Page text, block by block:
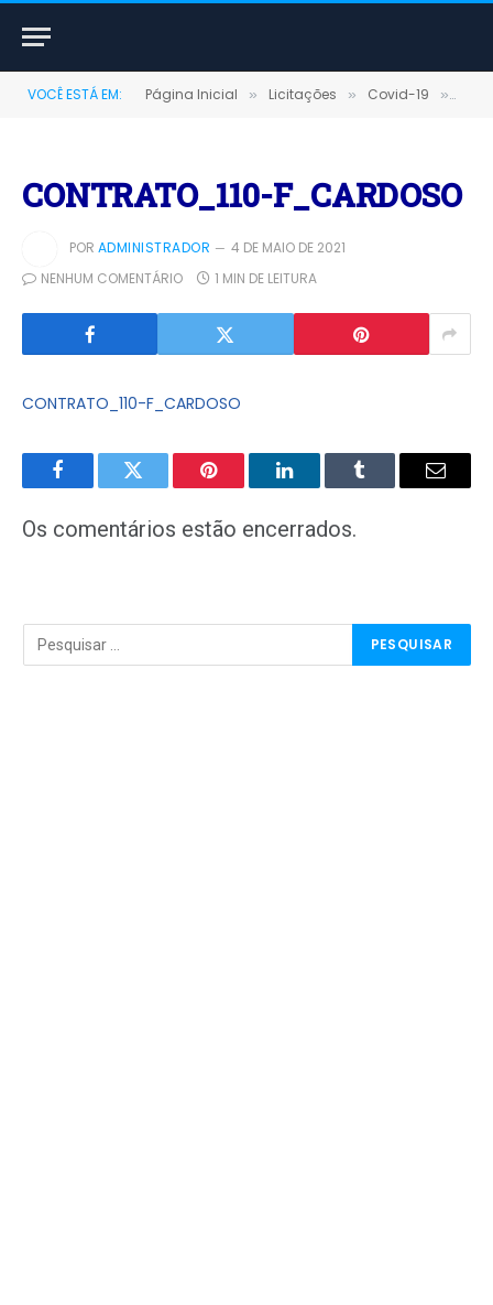
VOCÊ ESTÁ EM: Página Inicial » Licitações » Covid-19 »
CONTRATO_110-F_CARDOSO
POR ADMINISTRADOR
4 DE MAIO DE 2021
NENHUM COMENTÁRIO
1 MIN DE LEITURA
CONTRATO_110-F_CARDOSO
FacebookTwitter Pinterest LinkedInTumblr
E-
Os comentários estão encerrados.